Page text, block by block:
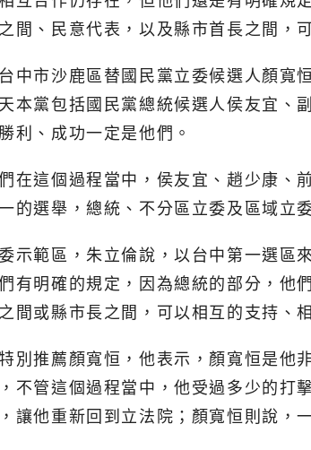
間、民意代表，以及縣市首長之間，
中市沙鹿區替國民黨立委候選人顏寬
本黨包括國民黨總統候選人侯友宜、
利、成功一定是他們。
在這個過程當中，侯友宜、趙少康、
的選舉，總統、不分區立委及區域立
示範區，朱立倫說，以台中第一選區
有明確的規定，因為總統的部分，他
間或縣市長之間，可以相互的支持、
別推薦顏寬恒，他表示，顏寬恒是他
不管這個過程當中，他受過多少的打
讓他重新回到立法院；顏寬恒則說，